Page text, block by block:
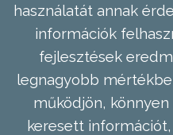
használatát annak
információk
fejlesztések
legnagyobb
működjön,
keresett